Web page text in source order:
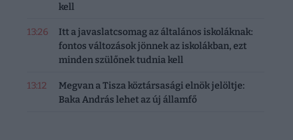
kell
13:26
Itt a javaslatcsomag az általános iskoláknak:
fontos változások jönnek az iskolákban, ezt
minden szülőnek tudnia kell
13:12
Megvan a Tisza köztársasági elnök jelöltje:
Baka András lehet az új államfő